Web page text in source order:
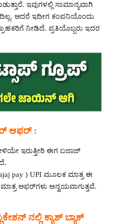
ಇವುಗಳಲ್ಲಿ ಸಾಮಾನ್ಯವಾಗಿ
ಆದರೆ ಇದೀಗ ಕಂಪನಿಯೊಂದು
ನೀಡಿದೆ. ಪ್ರತಿಯೊಬ್ಬರು ಇದರ
ಆಫರ್ :
ಇರುತ್ತೀರಿ ಈಗ ಬಜಾಜ್
pay ) UPI ಮೂಲಕ ಮಾತ್ರ ಈ
ಆಫರ್‌ಗಳು ಅನ್ವಯವಾಗುತ್ತವೆ.
ನಲ್ಲಿ ಕ್ಯಾಶ್ ಬ್ಯಾಕ್